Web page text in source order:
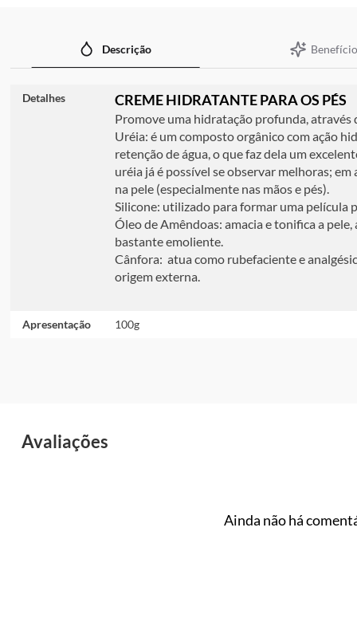
Descrição
Detalhes CREME HIDRATANTE PARA OS PÉS
Promove uma hidratação profunda, através
Uréia: é um composto orgânico com ação
retenção de água, o que faz dela um
uréia já é possível se observar melhoras;
na pele (especialmente nas mãos e pés).
Silicone: utilizado para formar uma película
Óleo de Amêndoas: amacia e tonifica a
bastante emoliente.
Cânfora: atua como rubefaciente e
origem externa.
Apresentação 100g
Avaliações
Ainda não há